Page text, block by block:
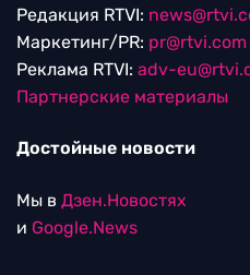
Редакция RTVI:
Маркетинг/PR: pr@rtvi.com
Реклама RTVI: adv-
Партнерские материалы
Достойные новости
Мы в Дзен.Новостях
и Google.News